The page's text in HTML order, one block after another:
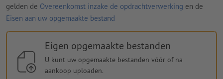
gelden de Overeenkomst inzake de opdrachtverwerking en de
Eisen aan uw opgemaakte bestand
Eigen opgemaakte bestanden
U kunt uw opgemaakte bestanden vóór of na
aankoop uploaden.